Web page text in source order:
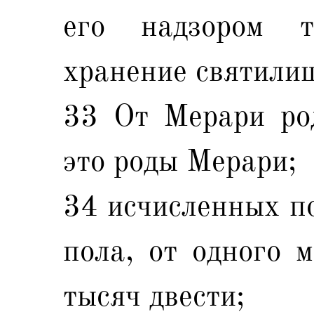
его надзором
хранение
33 От Мерари
это роды Мерари;
34 исчисленных
пола, от одного
тысяч двести;